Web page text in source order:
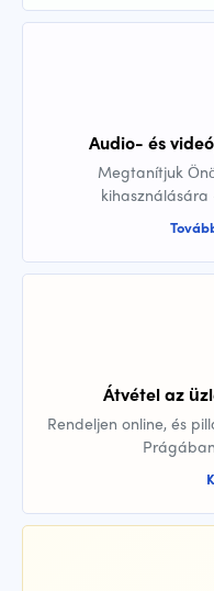
Audio- és
Megtanítjuk
Átvétel az
Rendeljen online, és